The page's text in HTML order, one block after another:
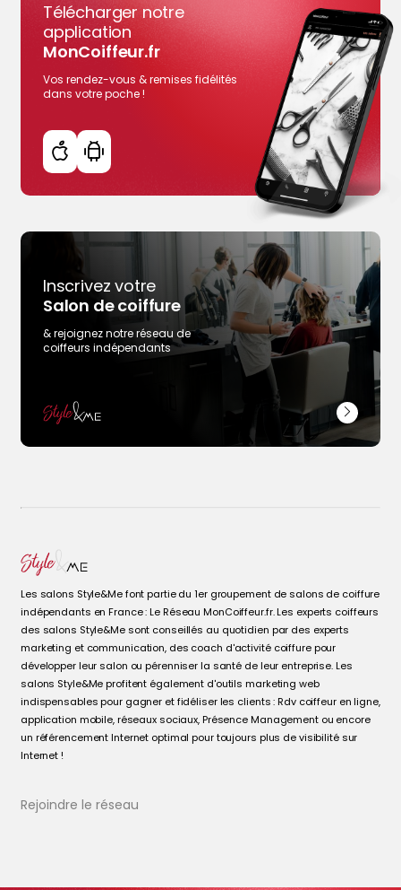
Trouver votre coiffeur
L’application
Télécharger notre
application
MonCoiffeur.fr
Vos rendez-vous & remises fidélités
dans votre poche !
Inscrivez votre
Salon de coiffure
& rejoignez notre réseau de
coiffeurs indépendants
Les salons Style&Me font partie du 1er groupement de salons de coiffure
indépendants en France : Le Réseau MonCoiffeur.fr. Les experts coiffeurs
des salons Style&Me sont conseillés au quotidien par des experts
marketing et communication, des coach d'activité coiffure pour
développer leur salon ou pérenniser la santé de leur entreprise. Les
salons Style&Me profitent également d'outils marketing web
indispensables pour gagner et fidéliser les clients : Rdv coiffeur en ligne,
application mobile, réseaux sociaux, Présence Management ou encore
un référencement Internet optimal pour toujours plus de visibilité sur
Internet !
Rejoindre le réseau